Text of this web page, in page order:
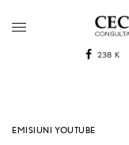
238 K
EMISIUNI YOUTUBE